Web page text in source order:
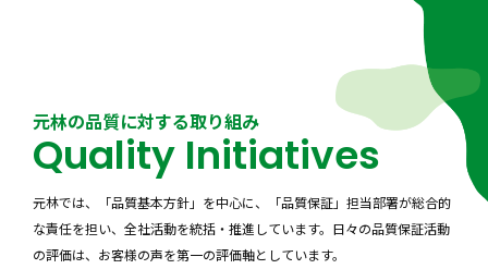
元林の品質に対する取り組み
Quality Initiatives
元林では、「品質基本方針」を中心に、「品質保証」担当部署が総合的
な責任を担い、全社活動を統括・推進しています。日々の品質保証活動
の評価は、お客様の声を第一の評価軸としています。